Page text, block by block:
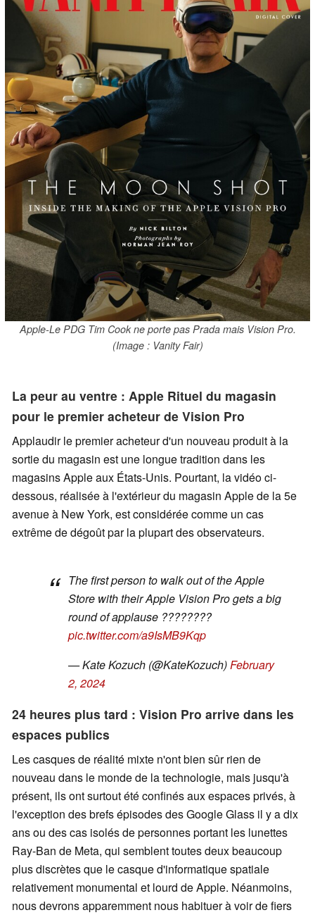
Apple-Le PDG Tim Cook ne porte pas Prada mais Vision Pro.
(Image : Vanity Fair)
La peur au ventre : Apple Rituel du magasin
pour le premier acheteur de Vision Pro
Applaudir le premier acheteur d'un nouveau produit à la
sortie du magasin est une longue tradition dans les
magasins Apple aux États-Unis. Pourtant, la vidéo ci-
dessous, réalisée à l'extérieur du magasin Apple de la 5e
avenue à New York, est considérée comme un cas
extrême de dégoût par la plupart des observateurs.
The first person to walk out of the Apple
Store with their Apple Vision Pro gets a big
round of applause ????????
pic.twitter.com/a9IsMB9Kqp
— Kate Kozuch (@KateKozuch)February
2, 2024
24 heures plus tard : Vision Pro arrive dans les
espaces publics
Les casques de réalité mixte n'ont bien sûr rien de
nouveau dans le monde de la technologie, mais jusqu'à
présent, ils ont surtout été confinés aux espaces privés, à
l'exception des brefs épisodes des Google Glass il y a dix
ans ou des cas isolés de personnes portant les lunettes
Ray-Ban de Meta, qui semblent toutes deux beaucoup
plus discrètes que le casque d'informatique spatiale
relativement monumental et lourd de Apple. Néanmoins,
nous devrons apparemment nous habituer à voir de fiers